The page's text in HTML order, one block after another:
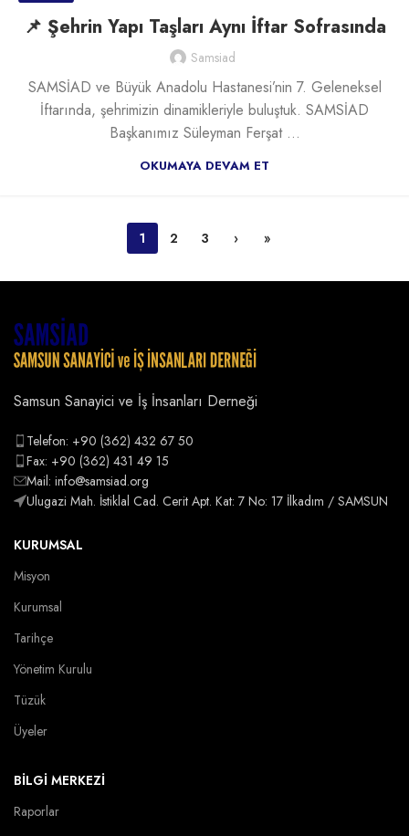
📌 Şehrin Yapı Taşları Aynı İftar Sofrasında
Samsiad
SAMSİAD ve Büyük Anadolu Hastanesi’nin 7. Geleneksel
İftarında, şehrimizin dinamikleriyle buluştuk. SAMSİAD
Başkanımız Süleyman Ferşat ...
OKUMAYA DEVAM ET
1 2 3 › »
Samsun Sanayici ve İş İnsanları Derneği
Telefon: +90 (362) 432 67 50
Fax: +90 (362) 431 49 15
Mail: info@samsiad.org
Ulugazi Mah. İstiklal Cad. Cerit Apt. Kat: 7 No: 17 İlkadım / SAMSUN
KURUMSAL
Misyon
Kurumsal
Tarihçe
Yönetim Kurulu
Tüzük
Üyeler
BİLGİ MERKEZİ
Raporlar